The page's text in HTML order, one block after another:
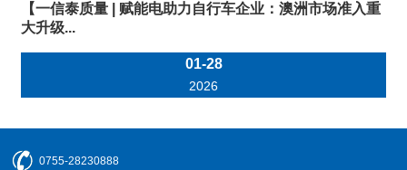
【一信泰质量 | 赋能电助力自行车企业：澳洲市场准入重
大升级...
01-28
2026
0755-28230888